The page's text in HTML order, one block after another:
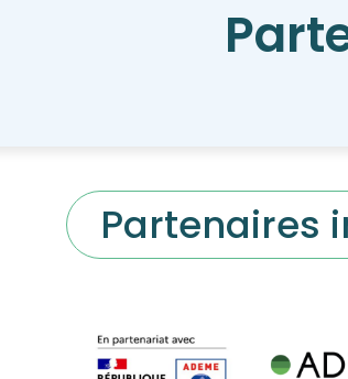
Partenaires